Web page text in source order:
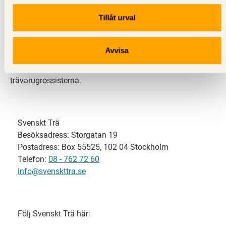
Tillåt urval
Avvisa
Svenskt Trä representerar svensk sågverksindustri
och är en del av branschorganisationen
svensk limträ-, KL-trä- och förpackningsindustri samt
trävarugrossisterna.
Svenskt Trä
Besöksadress: Storgatan 19
Postadress: Box 55525, 102 04 Stockholm
Telefon: 08 - 762 72 60
info@svenskttra.se
Följ Svenskt Trä här: